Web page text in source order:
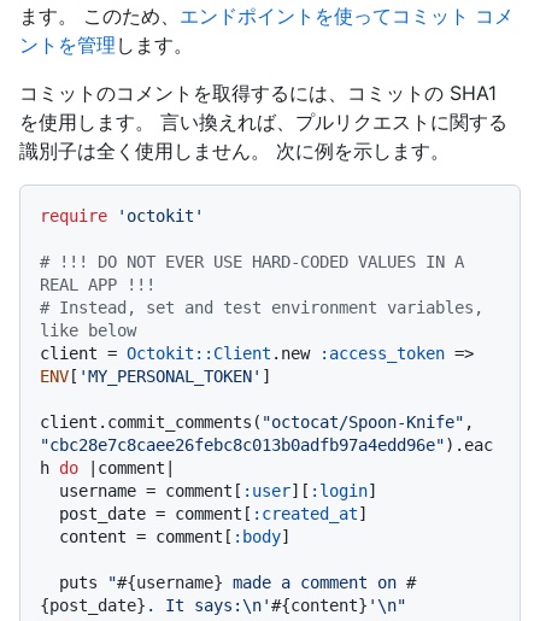
ます。 このため、 エンドポイントを使ってコミット コメ
ントを管理 します。
コミットのコメントを取得するには、コミットの SHA1
を使用します。 言い換えれば、プルリクエストに関する
識別子は全く使用しません。 次に例を示します。
require 'octokit'
# !!! DO NOT EVER USE HARD-CODED VALUES IN A
REAL APP !!!
# Instead, set and test environment variables,
like below
client = Octokit::Client .new :access_token
ENV[ 'MY_PERSONAL_TOKEN' ]
client.commit_comments( "octocat/Spoon-Knife"
"cbc28e7c8caee26febc8c013b0adfb97a4edd96e").eac
h do | comment |
  username = comment[
:user][ :login]
  post_date = comment[
:created_at]
  content = comment[
:body]
  puts
"#{username} made a comment on #
{post_date} . It says:\n'#{content} '\n"